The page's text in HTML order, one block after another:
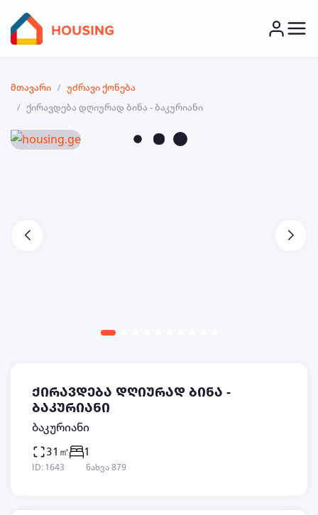
მთავარი
უძრავი ქონება
ქირავდება დღიურად ბინა - ბაკურიანი
ქირავდება დღიურად ბინა -
ბაკურიანი
ბაკურიანი
31㎡ 1
ID: 1643 ნახვა 879